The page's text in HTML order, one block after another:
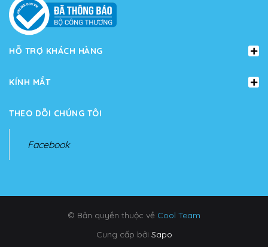
HỖ TRỢ KHÁCH HÀNG
KÍNH MẮT
THEO DÕI CHÚNG TÔI
Facebook
© Bản quyền thuộc về Cool Team
Cung cấp bởi Sapo